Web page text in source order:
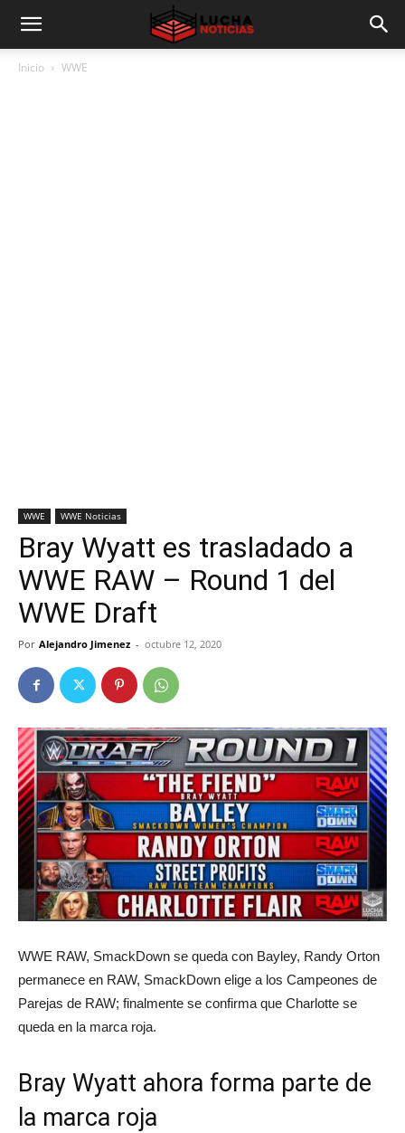
Inicio WWE
WWE WWE Noticias
Bray Wyatt es trasladado a
WWE RAW – Round 1 del
WWE Draft
Por Alejandro Jimenez - octubre 12, 2020
WWE RAW, SmackDown se queda con Bayley, Randy Orton
permanece en RAW, SmackDown elige a los Campeones de
Parejas de RAW; finalmente se confirma que Charlotte se
queda en la marca roja.
Bray Wyatt ahora forma parte de
la marca roja